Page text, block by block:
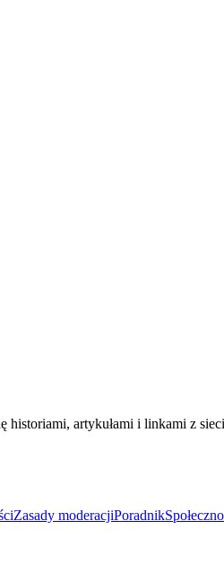
historiami, artykułami i linkami z
Zasady moderacjiPoradnik